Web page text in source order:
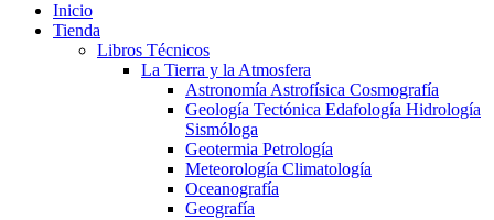
Inicio
Tienda
Libros Técnicos
La Tierra y la Atmosfera
Astronomía Astrofísica Cosmografía
Geología Tectónica Edafología Hidrología
Sismóloga
Geotermia Petrología
Meteorología Climatología
Oceanografía
Geografía